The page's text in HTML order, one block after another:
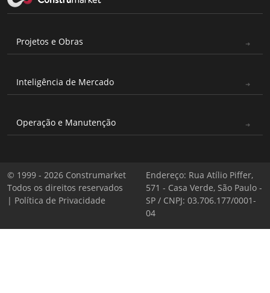
Projetos e Obras
Inteligência de Mercado
Operação e Manutenção
© 1999 - 2026 Construmarket
Todos os direitos reservados
| Política de Privacidade
Endereço: Rua Atílio Piffer,
571 - Casa Verde, São Paulo -
SP / CNPJ: 03.706.177/0001-
04